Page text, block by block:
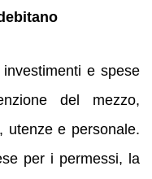
e spese
del mezzo,
utenze e personale.
per i permessi, la